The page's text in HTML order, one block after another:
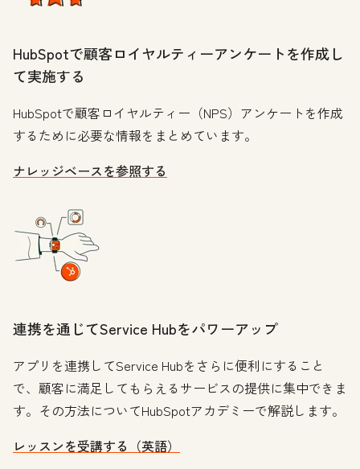
HubSpotで顧客ロイヤルティーアンケートを作成し
て実施する
HubSpotで顧客ロイヤルティー（NPS）アンケートを作成
するために必要な情報をまとめています。
ナレッジベースを参照する
連携を通じてService Hubをパワーアップ
アプリを連携してService Hubをさらに便利にすること
で、顧客に満足してもらえるサービスの提供に集中できま
す。その方法についてHubSpotアカデミーで解説します。
レッスンを受講する（英語）